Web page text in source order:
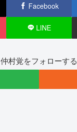
Facebook
LINE
仲村覚をフォローする